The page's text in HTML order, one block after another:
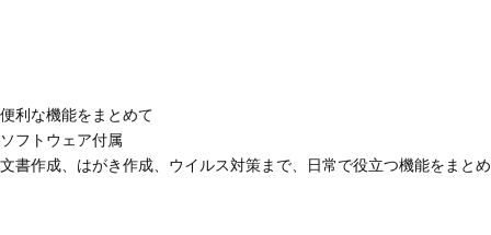
便利な機能をまとめて
ソフトウェア付属
文書作成、はがき作成、ウイルス対策まで、日常で役立つ機能をまと